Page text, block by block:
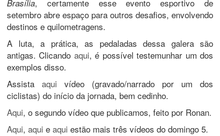
Brasília, certamente esse evento esportivo de
setembro abre espaço para outros desafios, envolvendo
destinos e quilometragens.
A luta, a prática, as pedaladas dessa galera são
antigas. Clicando aqui, é possível testemunhar um dos
exemplos disso.
Assista aqui vídeo (gravado/narrado por um dos
ciclistas) do início da jornada, bem cedinho.
Aqui, o segundo vídeo que publicamos, feito por Ronan.
Aqui, aqui e aqui estão mais três vídeos do domingo 5.